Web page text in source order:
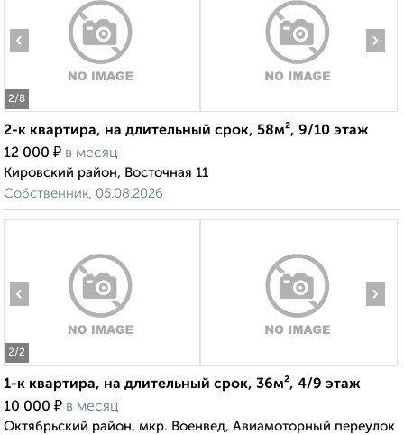
2/8
‹ ›
2-к квартира, на длительный срок, 58м², 9/10 этаж
12 000 ₽ в месяц
Кировский район, Восточная 11
Собственник, 05.08.2026
2/2
‹ ›
1-к квартира, на длительный срок, 36м², 4/9 этаж
10 000 ₽ в месяц
Октябрьский район, мкр. Военвед, Авиамоторный переулок